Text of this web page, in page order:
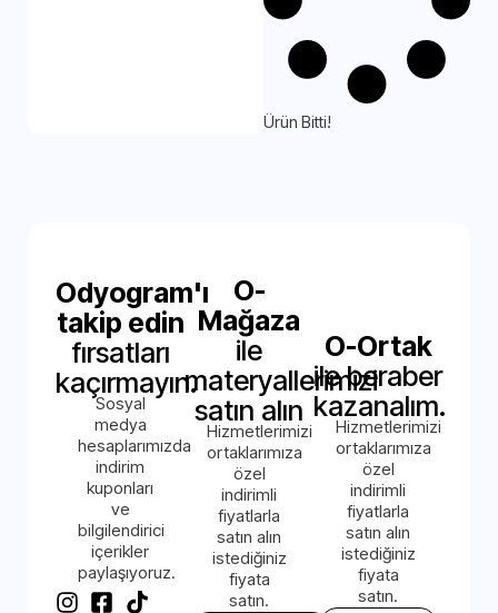
Ürün Bitti!
Odyogram'ı
takip edin
fırsatları
kaçırmayın.
Sosyal
medya
hesaplarımızda
indirim
kuponları
ve
bilgilendirici
içerikler
paylaşıyoruz.
O-
Mağaza
ile
materyallerimizi
satın alın
Hizmetlerimizi
ortaklarımıza
özel
indirimli
fiyatlarla
satın alın
istediğiniz
fiyata
satın.
O-Ortak
ile beraber
kazanalım.
Hizmetlerimizi
ortaklarımıza
özel
indirimli
fiyatlarla
satın alın
istediğiniz
fiyata
satın.